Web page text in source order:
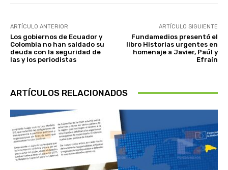
ARTÍCULO ANTERIOR
Los gobiernos de Ecuador y
Colombia no han saldado su
deuda con la seguridad de
las y los periodistas
ARTÍCULO SIGUIENTE
Fundamedios presentó el
libro Historias urgentes en
homenaje a Javier, Paúl y
Efraín
ARTÍCULOS RELACIONADOS